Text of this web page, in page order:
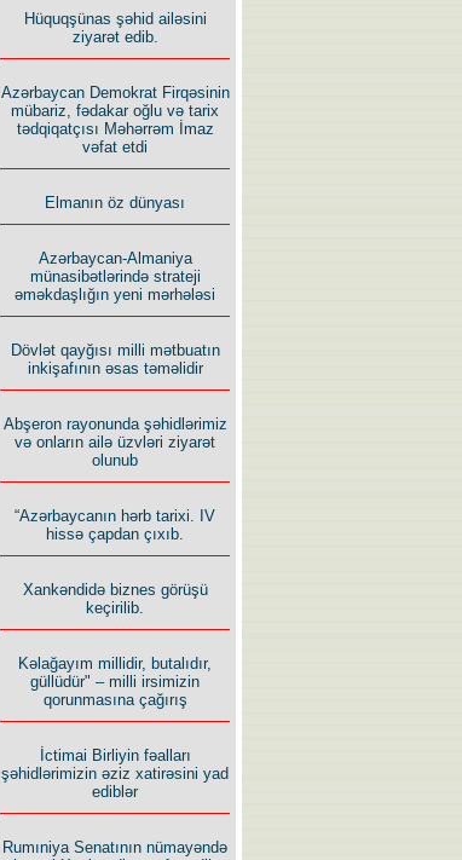
Hüquqşünas şəhid ailəsini
ziyarət edib.
Azərbaycan Demokrat Firqəsinin
mübariz, fədakar oğlu və tarix
tədqiqatçısı Məhərrəm İmaz
vəfat etdi
Elmanın öz dünyası
Azərbaycan-Almaniya
münasibətlərində strateji
əməkdaşlığın yeni mərhələsi
Dövlət qayğısı milli mətbuatın
inkişafının əsas təməlidir
Abşeron rayonunda şəhidlərimiz
və onların ailə üzvləri ziyarət
olunub
“Azərbaycanın hərb tarixi. IV
hissə çapdan çıxıb.
Xankəndidə biznes görüşü
keçirilib.
Kəlağayım millidir, butalıdır,
güllüdür" – milli irsimizin
qorunmasına çağırış
İctimai Birliyin fəalları
şəhidlərimizin əziz xatirəsini yad
ediblər
Rumıniya Senatının nümayəndə